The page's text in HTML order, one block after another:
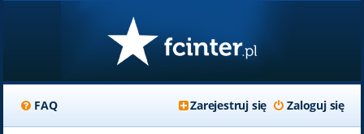
FAQ Zaloguj się
Zarejestruj się